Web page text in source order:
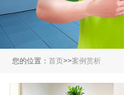
您的位置： 首页>>案例赏析